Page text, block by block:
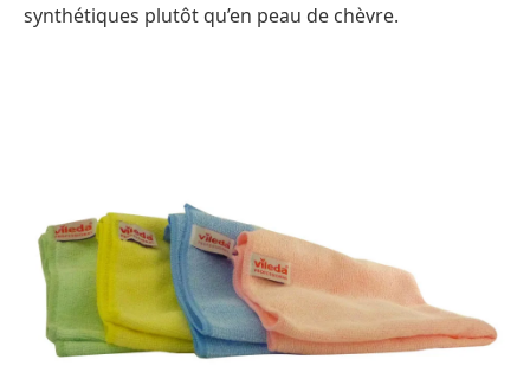
synthétiques plutôt qu’en peau de chèvre.